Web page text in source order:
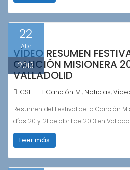
22
Abr
2013
VÍDEO RESUMEN
CANCIÓN MISIONERA
VALLADOLID
CSF Canción M., Noticias,
Resumen del Festival de la Canción
días 20 y 21 de abril de 2013 en
Leer más